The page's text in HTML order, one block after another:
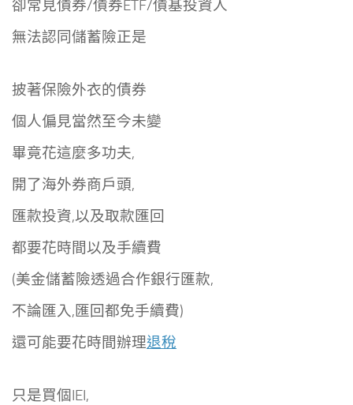
卻常見債券/債券ETF/債基投資人
無法認同儲蓄險正是
披著保險外衣的債券
個人偏見當然至今未變
畢竟花這麼多功夫,
開了海外券商戶頭,
匯款投資,以及取款匯回
都要花時間以及手續費
(美金儲蓄險透過合作銀行匯款,
不論匯入,匯回都免手續費)
還可能要花時間辦理退稅
只是買個IEI,